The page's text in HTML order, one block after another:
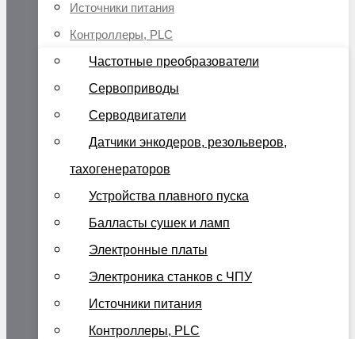
Источники питания
Контроллеры, PLC
Частотные преобразователи
Сервоприводы
Серводвигатели
Датчики энкодеров, резольверов,
тахогенераторов
Устройства плавного пуска
Балласты сушек и ламп
Электронные платы
Электроника станков с ЧПУ
Источники питания
Контроллеры, PLC